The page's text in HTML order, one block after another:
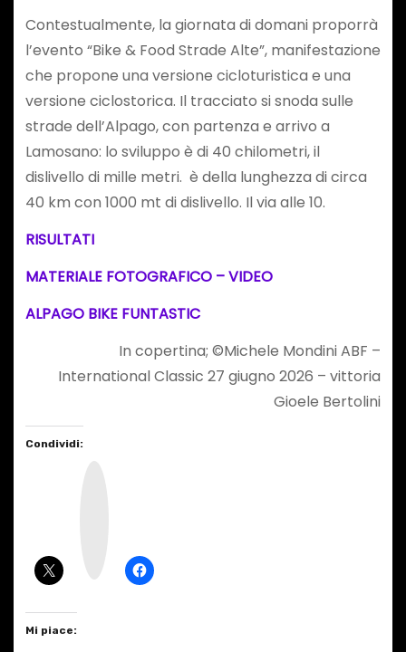
Contestualmente, la giornata di domani proporrà
l’evento “Bike & Food Strade Alte”, manifestazione
che propone una versione cicloturistica e una
versione ciclostorica. Il tracciato si snoda sulle
strade dell’Alpago, con partenza e arrivo a
Lamosano: lo sviluppo è di 40 chilometri, il
dislivello di mille metri. è della lunghezza di circa
40 km con 1000 mt di dislivello. Il via alle 10.
RISULTATI
MATERIALE FOTOGRAFICO – VIDEO
ALPAGO BIKE FUNTASTIC
In copertina; ©Michele Mondini ABF –
International Classic 27 giugno 2026 – vittoria
Gioele Bertolini
Condividi:
Mi piace: